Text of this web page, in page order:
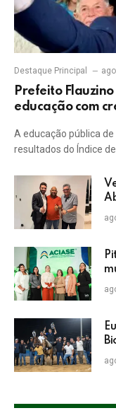
Destaque Principal
Prefeito
educação com
A educação pública
resultados do Índice